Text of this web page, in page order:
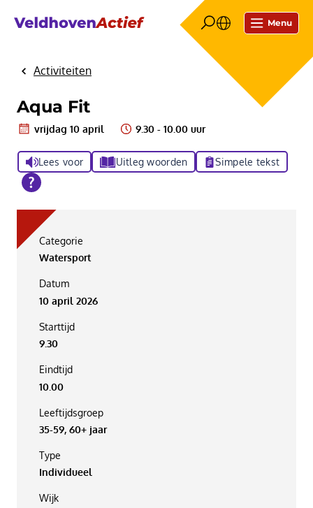
Menu
HomeActiviteiten
Aqua Fit
vrijdag 10 april 9.30 - 10.00 uur
Lees voor Uitleg woorden Simpele tekst
Categorie
Watersport
Datum
10 april 2026
Starttijd
9.30
Eindtijd
10.00
Leeftijdsgroep
35-59, 60+ jaar
Type
Individueel
Wijk